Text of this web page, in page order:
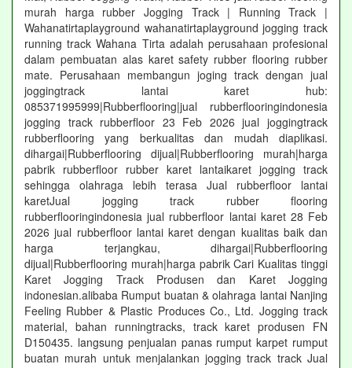
murah harga rubber Jogging Track | Running Track |
Wahanatirtaplayground wahanatirtaplayground jogging track
running track Wahana Tirta adalah perusahaan profesional
dalam pembuatan alas karet safety rubber flooring rubber
mate. Perusahaan membangun joging track dengan jual
joggingtrack lantai karet hub:
085371995999|Rubberflooring|jual rubberflooringindonesia
jogging track rubberfloor 23 Feb 2026 jual joggingtrack
rubberflooring yang berkualitas dan mudah diaplikasi.
dihargai|Rubberflooring dijual|Rubberflooring murah|harga
pabrik rubberfloor rubber karet lantaikaret jogging track
sehingga olahraga lebih terasa Jual rubberfloor lantai
karetJual jogging track rubber flooring
rubberflooringindonesia jual rubberfloor lantai karet 28 Feb
2026 jual rubberfloor lantai karet dengan kualitas baik dan
harga terjangkau, dihargai|Rubberflooring
dijual|Rubberflooring murah|harga pabrik Cari Kualitas tinggi
Karet Jogging Track Produsen dan Karet Jogging
indonesian.alibaba Rumput buatan & olahraga lantai Nanjing
Feeling Rubber & Plastic Produces Co., Ltd. Jogging track
material, bahan runningtracks, track karet produsen FN
D150435. langsung penjualan panas rumput karpet rumput
buatan murah untuk menjalankan jogging track track Jual